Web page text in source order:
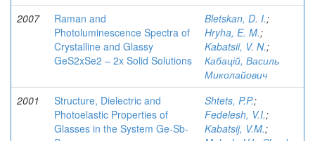
2007
Raman and
Photoluminescence Spectra of
Crystalline and Glassy
GeS2xSe2 – 2x Solid Solutions
Bletskan, D. I.;
Hryha, E. M.;
Kabatsii, V. N.;
Кабацій, Василь
Миколайович
2001
Structure, Dielectric and
Photoelastic Properties of
Glasses in the System Ge-Sb-
Shtets, P.P.;
Fedelesh, V.I.;
Kabatsij, V.M.;